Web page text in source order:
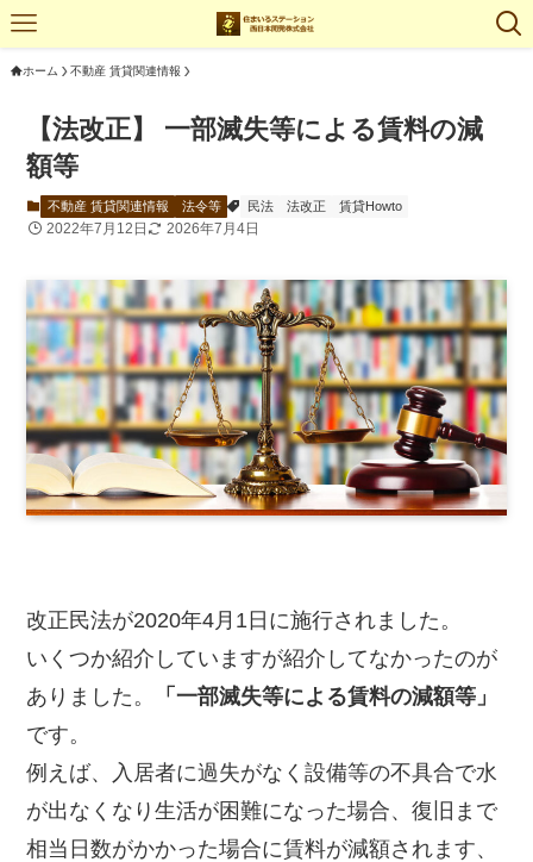
ホーム 不動産 賃貸関連情報
【法改正】 一部滅失等による賃料の減
額等
不動産 賃貸関連情報 法令等 民法 法改正 賃貸Howto
2022年7月12日 2026年7月4日
改正民法が2020年4月1日に施行されました。
いくつか紹介していますが紹介してなかったのが
ありました。
「一部滅失等による賃料の減額等」
です。
例えば、入居者に過失がなく設備等の不具合で水
が出なくなり生活が困難になった場合、復旧まで
相当日数がかかった場合に賃料が減額されます、